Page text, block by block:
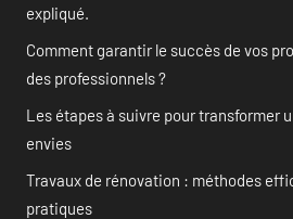
expliqué.
Comment garantir le succès de vos
des professionnels ?
Les étapes à suivre pour transformer
envies
Travaux de rénovation : méthodes
pratiques